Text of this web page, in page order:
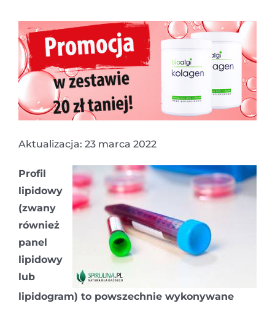
Aktualizacja: 23 marca 2022
Profil
lipidowy
(zwany
również
panel
lipidowy
lub
lipidogram) to powszechnie wykonywane